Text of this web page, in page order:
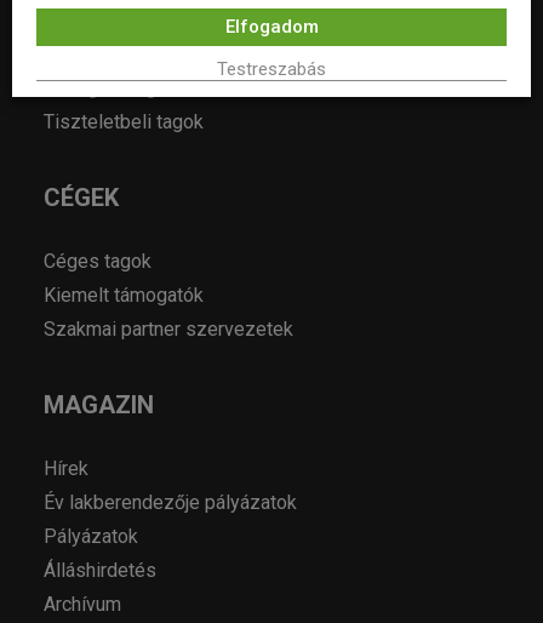
Pártoló tagok
Hallgató tagok
Tiszteletbeli tagok
CÉGEK
Céges tagok
Kiemelt támogatók
Szakmai partner szervezetek
MAGAZIN
Hírek
Év lakberendezője pályázatok
Pályázatok
Álláshirdetés
Archívum
Testreszabás
Elfogadom